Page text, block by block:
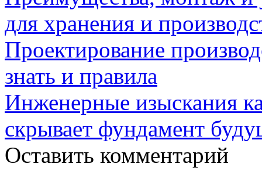
для хранения и
Проектирование
знать и правила
Инженерные изыскания
скрывает фундамент
Оставить комментарий